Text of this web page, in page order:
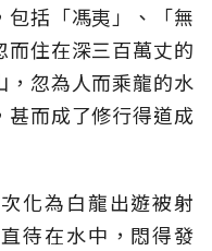
括「馮夷」、「無
住在深三百萬丈的
，忽為人而乘龍的水
而成了修行得道成
化為白龍出遊被射
待在水中，悶得發